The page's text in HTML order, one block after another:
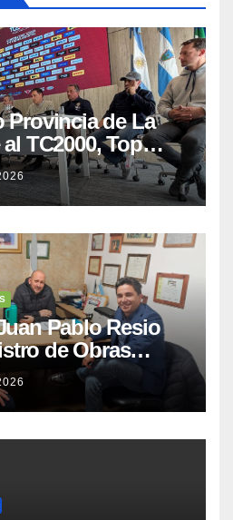
Provincia de La
TC2000, Top
Nacional este fin
Pablo Resio
de Obras
de
la ruta a